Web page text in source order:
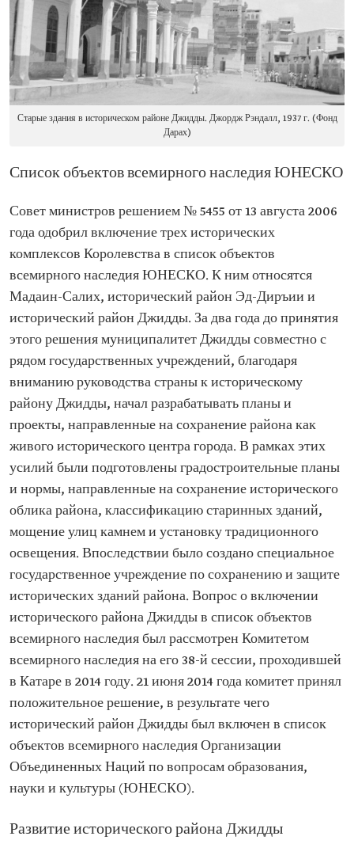
Старые здания в историческом районе Джидды. Джордж Рэндалл, 1937 г. (Фонд
Дарах)
Список объектов всемирного наследия ЮНЕСКО
Совет министров решением № 5455 от 13 августа 2006
года одобрил включение трех исторических
комплексов Королевства в список объектов
всемирного наследия ЮНЕСКО. К ним относятся
Мадаин-Салих, исторический район Эд-Диръии и
исторический район Джидды. За два года до принятия
этого решения муниципалитет Джидды совместно с
рядом государственных учреждений, благодаря
вниманию руководства страны к историческому
району Джидды, начал разрабатывать планы и
проекты, направленные на сохранение района как
живого исторического центра города. В рамках этих
усилий были подготовлены градостроительные планы
и нормы, направленные на сохранение исторического
облика района, классификацию старинных зданий,
мощение улиц камнем и установку традиционного
освещения. Впоследствии было создано специальное
государственное учреждение по сохранению и защите
исторических зданий района. Вопрос о включении
исторического района Джидды в список объектов
всемирного наследия был рассмотрен Комитетом
всемирного наследия на его 38-й сессии, проходившей
в Катаре в 2014 году. 21 июня 2014 года комитет принял
положительное решение, в результате чего
исторический район Джидды был включен в список
объектов всемирного наследия Организации
Объединенных Наций по вопросам образования,
науки и культуры (ЮНЕСКО).
Развитие исторического района Джидды